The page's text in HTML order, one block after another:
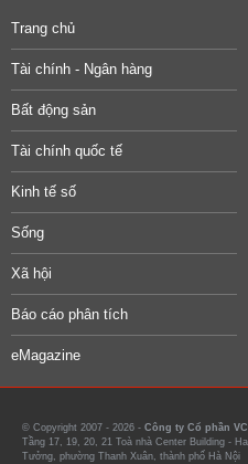
Trang chủ
Tài chính - Ngân hàng
Bất động sản
Tài chính quốc tế
Kinh tế số
Sống
Xã hội
Báo cáo phân tích
eMagazine
© Copyright 2007 - 2026 - Công ty Cổ phần
Tầng 17, 19, 20, 21 Toà nhà Center Building -
Tưởng, phường Thanh Xuân, thành phố Hà Nội